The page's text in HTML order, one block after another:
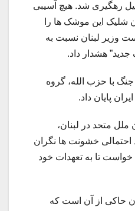
رهگیری شد. هیچ آسیبی
شلیک این موشک ها را
وزیر لبنان نسبت به
هشدار داد.
بس به 14 ماه جنگ با حزب الله، گروه
پایان داد.
متحد در لبنان،
احتمالی خشونت ها نگران
خواست تا به تعهدات خود
حاکی از آن است که